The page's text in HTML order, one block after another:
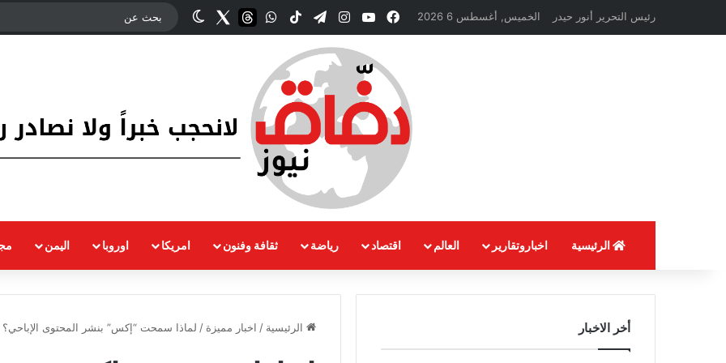
رئيس التحرير أنور حيدر الخميس, أغسطس 6 2026 فيسبوك‫YouTubeانستقرام
تيلقرام ‫TikTokواتسابthreads
Twitterالوضع المظلم
الرئيسية اخباروتقارير العالم اقتصاد رياضة ثقافة وفنون امريكا اوروبا اليمن
الرئيسية / اخبار مميزة / لماذا سمحت “إكس” بنشر المحتوى الإباحي؟ أخر الاخبار